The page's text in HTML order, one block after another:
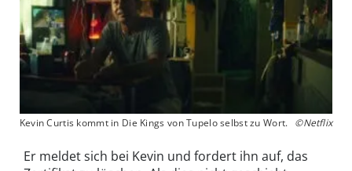
Kevin Curtis kommt in Die Kings von Tupelo selbst zu Wort. ©Netflix
Er meldet sich bei Kevin und fordert ihn auf, das